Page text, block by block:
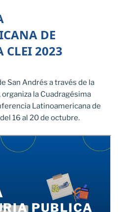
DE
CLEI 2023
San Andrés a través de la
la Cuadragésima
Latinoamericana de
16 al 20 de octubre.